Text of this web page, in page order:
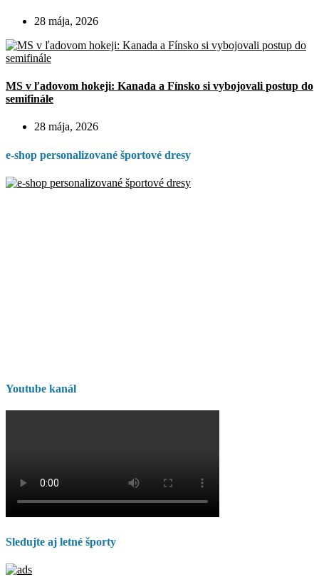
28 mája, 2026
MS v ľadovom hokeji: Kanada a Fínsko si vybojovali postup do
semifinále
28 mája, 2026
e-shop personalizované športové dresy
Youtube kanál
Sledujte aj letné športy